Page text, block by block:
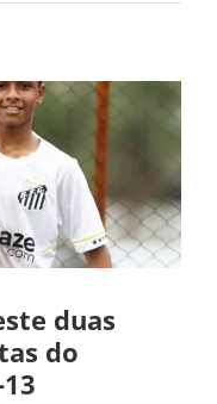
duas
do